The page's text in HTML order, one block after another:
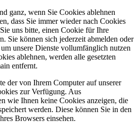
ganz, wenn Sie Cookies ablehnen
dass Sie immer wieder nach Cookies
uns bitte, einen Cookie für Ihre
Sie können sich jederzeit abmelden oder
unsere Dienste vollumfänglich nutzen
ablehnen, werden alle gesetzten
entfernt.
der von Ihrem Computer auf unserer
zur Verfügung. Aus
wie Ihnen keine Cookies anzeigen, die
werden. Diese können Sie in den
Browsers einsehen.